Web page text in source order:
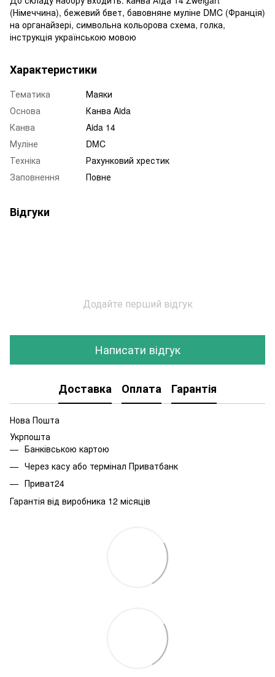
(Німеччина), бежевий бвет, бавовняне муліне DMC (Франція)
на органайзері, символьна кольорова схема, голка,
інструкція українською мовою
Характеристики
Тематика
Маяки
Основа
Канва Aida
Канва
Aida 14
Муліне
DMC
Техніка
Рахунковий хрестик
Заповнення
Повне
Відгуки
Додайте перший відгук
Написати відгук
Доставка Оплата Гарантія
Нова Пошта
Укрпошта
Банківською картою
Через касу або термінал Приватбанк
Приват24
Гарантія від виробника 12 місяців